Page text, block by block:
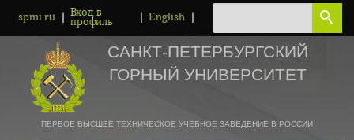
spmi.ru
Вход в
профиль
English
САНКТ-ПЕТЕРБУРГСКИЙ
ГОРНЫЙ УНИВЕРСИТЕТ
ПЕРВОЕ ВЫСШЕЕ ТЕХНИЧЕСКОЕ УЧЕБНОЕ ЗАВЕДЕНИЕ В РОССИИ